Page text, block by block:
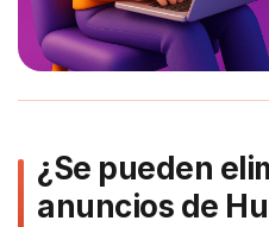
¿Se pueden
anuncios de